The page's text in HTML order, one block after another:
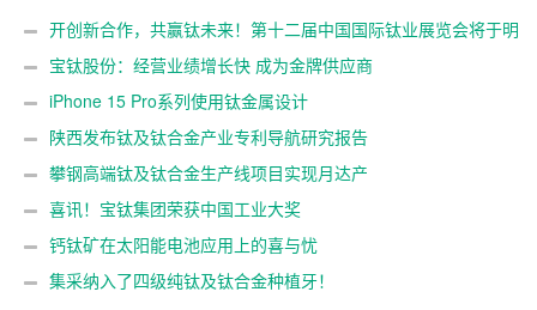
开创新合作，共赢钛未来！第十二届中国国际钛业展览会将于明
年5月在苏州举办
宝钛股份：经营业绩增长快 成为金牌供应商
iPhone 15 Pro系列使用钛金属设计
陕西发布钛及钛合金产业专利导航研究报告
攀钢高端钛及钛合金生产线项目实现月达产
喜讯！宝钛集团荣获中国工业大奖
钙钛矿在太阳能电池应用上的喜与忧
集采纳入了四级纯钛及钛合金种植牙！